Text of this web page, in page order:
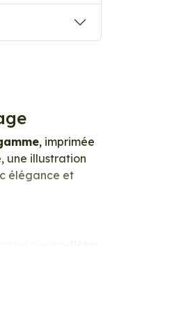
, imprimée
une illustration
élégance et
rendu à la fois